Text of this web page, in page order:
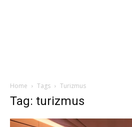
Home Tags Turizmus
Tag: turizmus